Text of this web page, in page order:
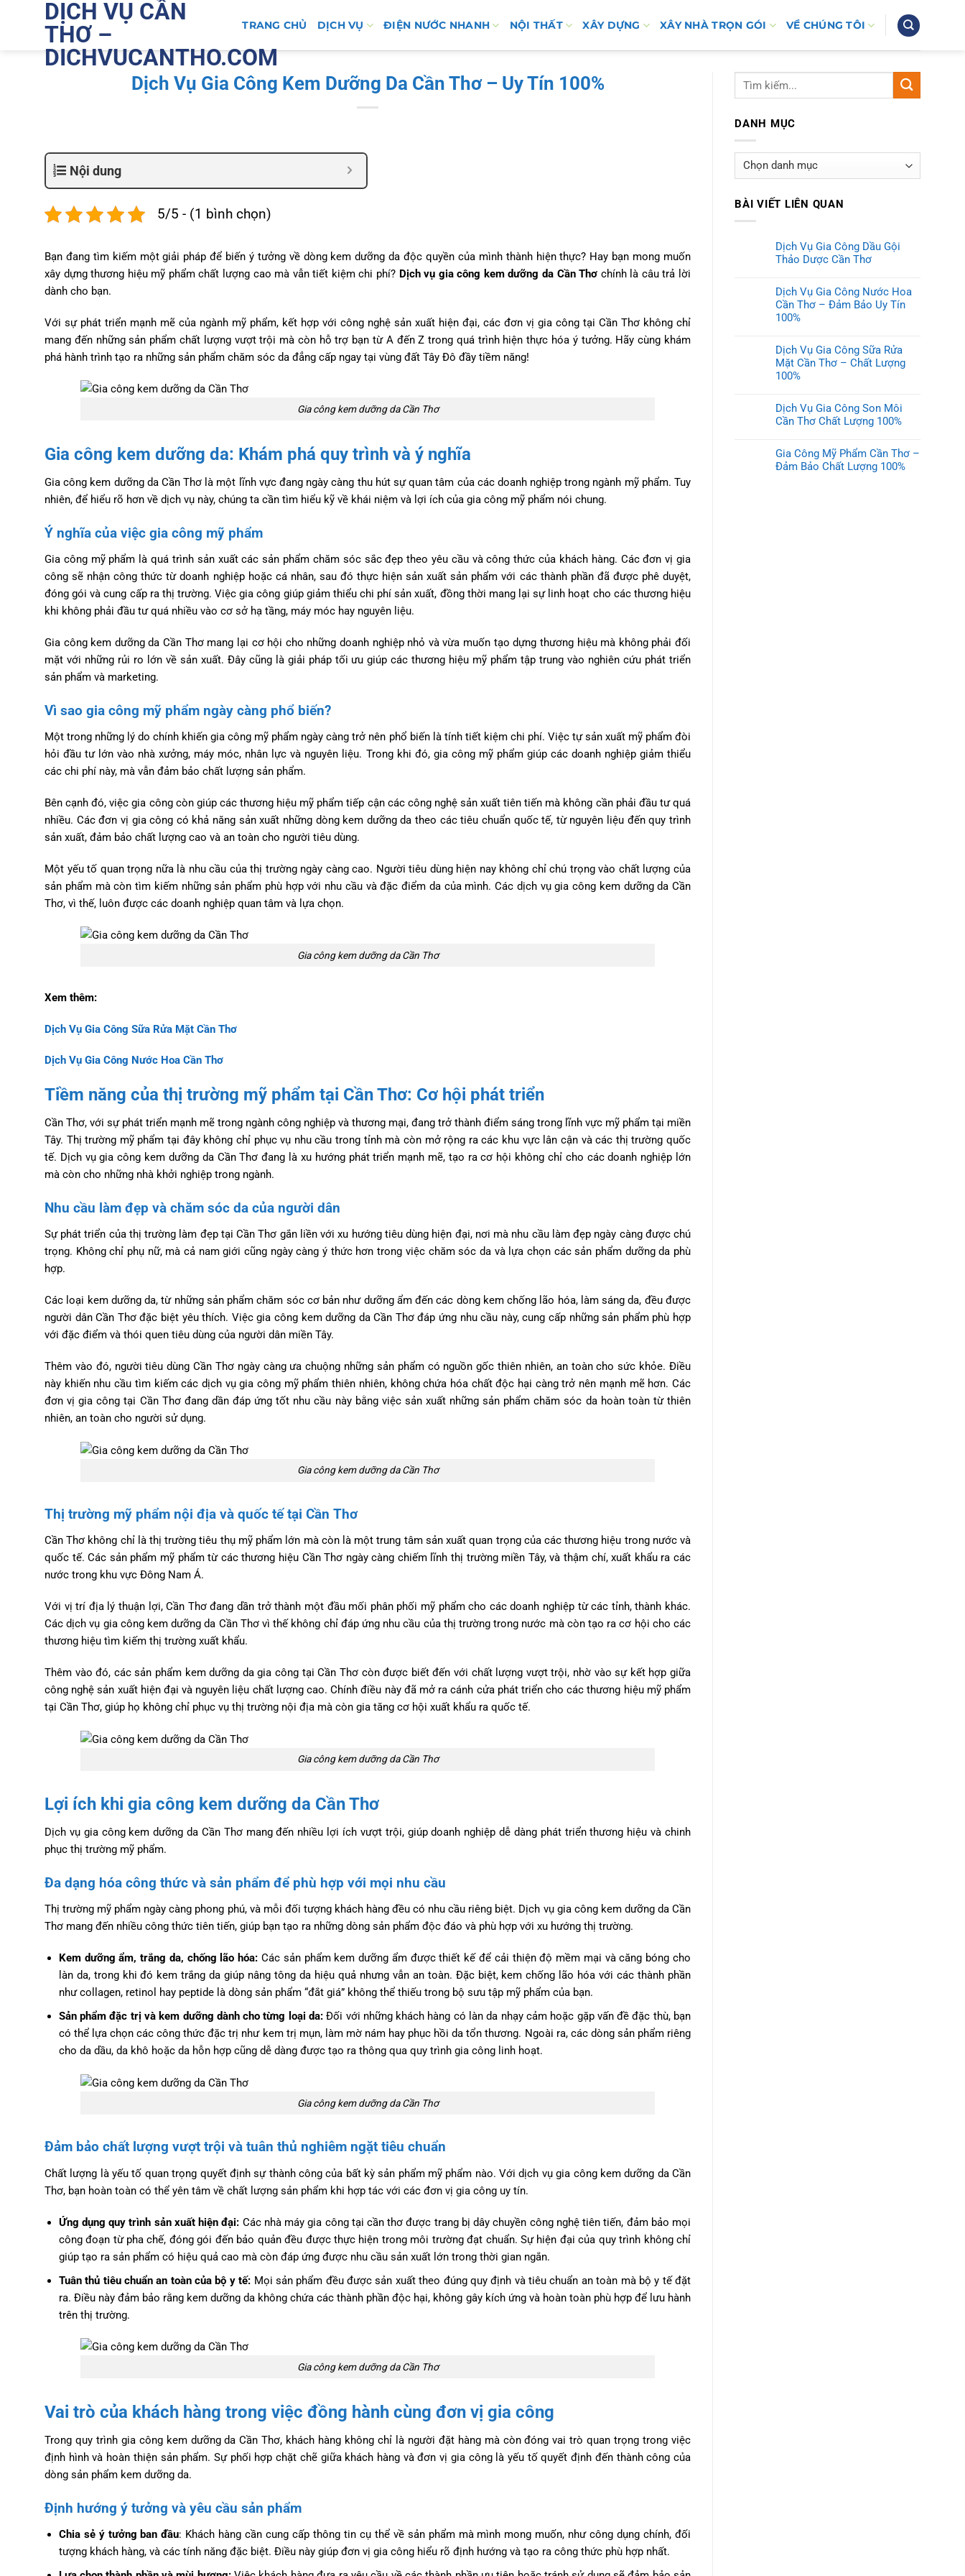
DỊCH VỤ CẦN
THƠ –
DICHVUCANTHO.COM
TRANG CHỦ DỊCH VỤ ĐIỆN NƯỚC NHANH NỘI THẤT XÂY DỰNG XÂY NHÀ TRỌN GÓI VỀ CHÚNG TÔI
Dịch Vụ Gia Công Kem Dưỡng Da Cần Thơ – Uy Tín 100%
Nội dung
5/5 - (1 bình chọn)
Bạn đang tìm kiếm một giải pháp để biến ý tưởng về dòng kem dưỡng da độc quyền của mình thành hiện thực? Hay bạn mong muốn
xây dựng thương hiệu mỹ phẩm chất lượng cao mà vẫn tiết kiệm chi phí? Dịch vụ gia công kem dưỡng da Cần Thơ chính là câu trả lời
dành cho bạn.
Với sự phát triển mạnh mẽ của ngành mỹ phẩm, kết hợp với công nghệ sản xuất hiện đại, các đơn vị gia công tại Cần Thơ không chỉ
mang đến những sản phẩm chất lượng vượt trội mà còn hỗ trợ bạn từ A đến Z trong quá trình hiện thực hóa ý tưởng. Hãy cùng khám
phá hành trình tạo ra những sản phẩm chăm sóc da đẳng cấp ngay tại vùng đất Tây Đô đầy tiềm năng!
Gia công kem dưỡng da Cần Thơ
Gia công kem dưỡng da: Khám phá quy trình và ý nghĩa
Gia công kem dưỡng da Cần Thơ là một lĩnh vực đang ngày càng thu hút sự quan tâm của các doanh nghiệp trong ngành mỹ phẩm. Tuy
nhiên, để hiểu rõ hơn về dịch vụ này, chúng ta cần tìm hiểu kỹ về khái niệm và lợi ích của gia công mỹ phẩm nói chung.
Ý nghĩa của việc gia công mỹ phẩm
Gia công mỹ phẩm là quá trình sản xuất các sản phẩm chăm sóc sắc đẹp theo yêu cầu và công thức của khách hàng. Các đơn vị gia
công sẽ nhận công thức từ doanh nghiệp hoặc cá nhân, sau đó thực hiện sản xuất sản phẩm với các thành phần đã được phê duyệt,
đóng gói và cung cấp ra thị trường. Việc gia công giúp giảm thiểu chi phí sản xuất, đồng thời mang lại sự linh hoạt cho các thương hiệu
khi không phải đầu tư quá nhiều vào cơ sở hạ tầng, máy móc hay nguyên liệu.
Gia công kem dưỡng da Cần Thơ mang lại cơ hội cho những doanh nghiệp nhỏ và vừa muốn tạo dựng thương hiệu mà không phải đối
mặt với những rủi ro lớn về sản xuất. Đây cũng là giải pháp tối ưu giúp các thương hiệu mỹ phẩm tập trung vào nghiên cứu phát triển
sản phẩm và marketing.
Vì sao gia công mỹ phẩm ngày càng phổ biến?
Một trong những lý do chính khiến gia công mỹ phẩm ngày càng trở nên phổ biến là tính tiết kiệm chi phí. Việc tự sản xuất mỹ phẩm đòi
hỏi đầu tư lớn vào nhà xưởng, máy móc, nhân lực và nguyên liệu. Trong khi đó, gia công mỹ phẩm giúp các doanh nghiệp giảm thiểu
các chi phí này, mà vẫn đảm bảo chất lượng sản phẩm.
Bên cạnh đó, việc gia công còn giúp các thương hiệu mỹ phẩm tiếp cận các công nghệ sản xuất tiên tiến mà không cần phải đầu tư quá
nhiều. Các đơn vị gia công có khả năng sản xuất những dòng kem dưỡng da theo các tiêu chuẩn quốc tế, từ nguyên liệu đến quy trình
sản xuất, đảm bảo chất lượng cao và an toàn cho người tiêu dùng.
Một yếu tố quan trọng nữa là nhu cầu của thị trường ngày càng cao. Người tiêu dùng hiện nay không chỉ chú trọng vào chất lượng của
sản phẩm mà còn tìm kiếm những sản phẩm phù hợp với nhu cầu và đặc điểm da của mình. Các dịch vụ gia công kem dưỡng da Cần
Thơ, vì thế, luôn được các doanh nghiệp quan tâm và lựa chọn.
Gia công kem dưỡng da Cần Thơ
Xem thêm:
Dịch Vụ Gia Công Sữa Rửa Mặt Cần Thơ
Dịch Vụ Gia Công Nước Hoa Cần Thơ
Tiềm năng của thị trường mỹ phẩm tại Cần Thơ: Cơ hội phát triển
Cần Thơ, với sự phát triển mạnh mẽ trong ngành công nghiệp và thương mại, đang trở thành điểm sáng trong lĩnh vực mỹ phẩm tại miền
Tây. Thị trường mỹ phẩm tại đây không chỉ phục vụ nhu cầu trong tỉnh mà còn mở rộng ra các khu vực lân cận và các thị trường quốc
tế. Dịch vụ gia công kem dưỡng da Cần Thơ đang là xu hướng phát triển mạnh mẽ, tạo ra cơ hội không chỉ cho các doanh nghiệp lớn
mà còn cho những nhà khởi nghiệp trong ngành.
Nhu cầu làm đẹp và chăm sóc da của người dân
Sự phát triển của thị trường làm đẹp tại Cần Thơ gắn liền với xu hướng tiêu dùng hiện đại, nơi mà nhu cầu làm đẹp ngày càng được chú
trọng. Không chỉ phụ nữ, mà cả nam giới cũng ngày càng ý thức hơn trong việc chăm sóc da và lựa chọn các sản phẩm dưỡng da phù
hợp.
Các loại kem dưỡng da, từ những sản phẩm chăm sóc cơ bản như dưỡng ẩm đến các dòng kem chống lão hóa, làm sáng da, đều được
người dân Cần Thơ đặc biệt yêu thích. Việc gia công kem dưỡng da Cần Thơ đáp ứng nhu cầu này, cung cấp những sản phẩm phù hợp
với đặc điểm và thói quen tiêu dùng của người dân miền Tây.
Thêm vào đó, người tiêu dùng Cần Thơ ngày càng ưa chuộng những sản phẩm có nguồn gốc thiên nhiên, an toàn cho sức khỏe. Điều
này khiến nhu cầu tìm kiếm các dịch vụ gia công mỹ phẩm thiên nhiên, không chứa hóa chất độc hại càng trở nên mạnh mẽ hơn. Các
đơn vị gia công tại Cần Thơ đang dần đáp ứng tốt nhu cầu này bằng việc sản xuất những sản phẩm chăm sóc da hoàn toàn từ thiên
nhiên, an toàn cho người sử dụng.
Gia công kem dưỡng da Cần Thơ
Thị trường mỹ phẩm nội địa và quốc tế tại Cần Thơ
Cần Thơ không chỉ là thị trường tiêu thụ mỹ phẩm lớn mà còn là một trung tâm sản xuất quan trọng của các thương hiệu trong nước và
quốc tế. Các sản phẩm mỹ phẩm từ các thương hiệu Cần Thơ ngày càng chiếm lĩnh thị trường miền Tây, và thậm chí, xuất khẩu ra các
nước trong khu vực Đông Nam Á.
Với vị trí địa lý thuận lợi, Cần Thơ đang dần trở thành một đầu mối phân phối mỹ phẩm cho các doanh nghiệp từ các tỉnh, thành khác.
Các dịch vụ gia công kem dưỡng da Cần Thơ vì thế không chỉ đáp ứng nhu cầu của thị trường trong nước mà còn tạo ra cơ hội cho các
thương hiệu tìm kiếm thị trường xuất khẩu.
Thêm vào đó, các sản phẩm kem dưỡng da gia công tại Cần Thơ còn được biết đến với chất lượng vượt trội, nhờ vào sự kết hợp giữa
công nghệ sản xuất hiện đại và nguyên liệu chất lượng cao. Chính điều này đã mở ra cánh cửa phát triển cho các thương hiệu mỹ phẩm
tại Cần Thơ, giúp họ không chỉ phục vụ thị trường nội địa mà còn gia tăng cơ hội xuất khẩu ra quốc tế.
Gia công kem dưỡng da Cần Thơ
Lợi ích khi gia công kem dưỡng da Cần Thơ
Dịch vụ gia công kem dưỡng da Cần Thơ mang đến nhiều lợi ích vượt trội, giúp doanh nghiệp dễ dàng phát triển thương hiệu và chinh
phục thị trường mỹ phẩm.
Đa dạng hóa công thức và sản phẩm để phù hợp với mọi nhu cầu
Thị trường mỹ phẩm ngày càng phong phú, và mỗi đối tượng khách hàng đều có nhu cầu riêng biệt. Dịch vụ gia công kem dưỡng da Cần
Thơ mang đến nhiều công thức tiên tiến, giúp bạn tạo ra những dòng sản phẩm độc đáo và phù hợp với xu hướng thị trường.
Kem dưỡng ẩm, trắng da, chống lão hóa: Các sản phẩm kem dưỡng ẩm được thiết kế để cải thiện độ mềm mại và căng bóng cho
làn da, trong khi đó kem trắng da giúp nâng tông da hiệu quả nhưng vẫn an toàn. Đặc biệt, kem chống lão hóa với các thành phần
như collagen, retinol hay peptide là dòng sản phẩm “đắt giá” không thể thiếu trong bộ sưu tập mỹ phẩm của bạn.
Sản phẩm đặc trị và kem dưỡng dành cho từng loại da: Đối với những khách hàng có làn da nhạy cảm hoặc gặp vấn đề đặc thù, bạn
có thể lựa chọn các công thức đặc trị như kem trị mụn, làm mờ nám hay phục hồi da tổn thương. Ngoài ra, các dòng sản phẩm riêng
cho da dầu, da khô hoặc da hỗn hợp cũng dễ dàng được tạo ra thông qua quy trình gia công linh hoạt.
Gia công kem dưỡng da Cần Thơ
Đảm bảo chất lượng vượt trội và tuân thủ nghiêm ngặt tiêu chuẩn
Chất lượng là yếu tố quan trọng quyết định sự thành công của bất kỳ sản phẩm mỹ phẩm nào. Với dịch vụ gia công kem dưỡng da Cần
Thơ, bạn hoàn toàn có thể yên tâm về chất lượng sản phẩm khi hợp tác với các đơn vị gia công uy tín.
Ứng dụng quy trình sản xuất hiện đại: Các nhà máy gia công tại cần thơ được trang bị dây chuyền công nghệ tiên tiến, đảm bảo mọi
công đoạn từ pha chế, đóng gói đến bảo quản đều được thực hiện trong môi trường đạt chuẩn. Sự hiện đại của quy trình không chỉ
giúp tạo ra sản phẩm có hiệu quả cao mà còn đáp ứng được nhu cầu sản xuất lớn trong thời gian ngắn.
Tuân thủ tiêu chuẩn an toàn của bộ y tế: Mọi sản phẩm đều được sản xuất theo đúng quy định và tiêu chuẩn an toàn mà bộ y tế đặt
ra. Điều này đảm bảo rằng kem dưỡng da không chứa các thành phần độc hại, không gây kích ứng và hoàn toàn phù hợp để lưu hành
trên thị trường.
Gia công kem dưỡng da Cần Thơ
Vai trò của khách hàng trong việc đồng hành cùng đơn vị gia công
Trong quy trình gia công kem dưỡng da Cần Thơ, khách hàng không chỉ là người đặt hàng mà còn đóng vai trò quan trọng trong việc
định hình và hoàn thiện sản phẩm. Sự phối hợp chặt chẽ giữa khách hàng và đơn vị gia công là yếu tố quyết định đến thành công của
dòng sản phẩm kem dưỡng da.
Định hướng ý tưởng và yêu cầu sản phẩm
Chia sẻ ý tưởng ban đầu: Khách hàng cần cung cấp thông tin cụ thể về sản phẩm mà mình mong muốn, như công dụng chính, đối
tượng khách hàng, và các tính năng đặc biệt. Điều này giúp đơn vị gia công hiểu rõ định hướng và tạo ra công thức phù hợp nhất.
DANH MỤC
Danh
BÀI VIẾT LIÊN QUAN
Dịch Vụ Gia Công Dầu Gội
Thảo Dược Cần Thơ
Dịch Vụ Gia Công Nước Hoa
Cần Thơ – Đảm Bảo Uy Tín
100%
Dịch Vụ Gia Công Sữa Rửa
Mặt Cần Thơ – Chất Lượng
100%
Dịch Vụ Gia Công Son Môi
Cần Thơ Chất Lượng 100%
Gia Công Mỹ Phẩm Cần Thơ –
Đảm Bảo Chất Lượng 100%